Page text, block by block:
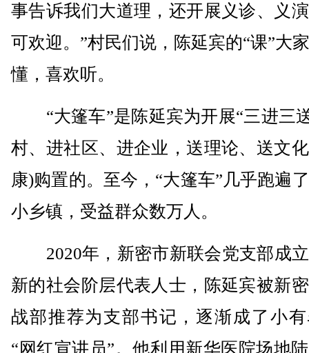
事告诉我们大道理，还开展义诊、义
可欢迎。”村民们说，陈延宾的“课”大
懂，喜欢听。
“大篷车”是陈延宾为开展“三进三
村、进社区、进企业，送理论、送文
康)购置的。至今，“大篷车”几乎跑遍
小乡镇，受益群众数万人。
2020年，新密市新联会党支部成
新的社会阶层代表人士，陈延宾被新
战部推荐为支部书记，逐渐成了小
“网红宣讲员”。他利用新华医院场地